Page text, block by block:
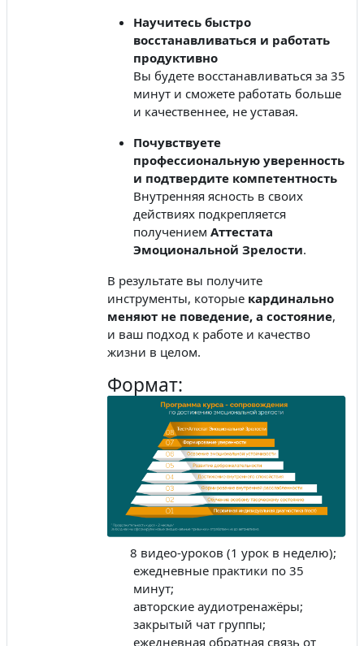
Научитесь быстро
восстанавливаться и работать
продуктивно
Вы будете восстанавливаться за 35
минут и сможете работать больше
и качественнее, не уставая.
Почувствуете
профессиональную уверенность
и подтвердите компетентность
Внутренняя ясность в своих
действиях подкрепляется
получением Аттестата
Эмоциональной Зрелости.
В результате вы получите
инструменты, которые кардинально
меняют не поведение, а состояние,
и ваш подход к работе и качество
жизни в целом.
Формат:
8 видео-уроков (1 урок в неделю);
ежедневные практики по 35
минут;
авторские аудиотренажёры;
закрытый чат группы;
ежедневная обратная связь от